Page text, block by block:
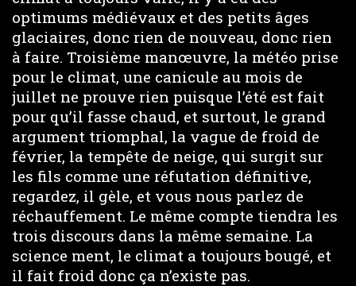
optimums médiévaux et des petits âges
glaciaires, donc rien de nouveau, donc rien
à faire. Troisième manœuvre, la météo prise
pour le climat, une canicule au mois de
juillet ne prouve rien puisque l’été est fait
pour qu’il fasse chaud, et surtout, le grand
argument triomphal, la vague de froid de
février, la tempête de neige, qui surgit sur
les fils comme une réfutation définitive,
regardez, il gèle, et vous nous parlez de
réchauffement. Le même compte tiendra les
trois discours dans la même semaine. La
science ment, le climat a toujours bougé, et
il fait froid donc ça n’existe pas.